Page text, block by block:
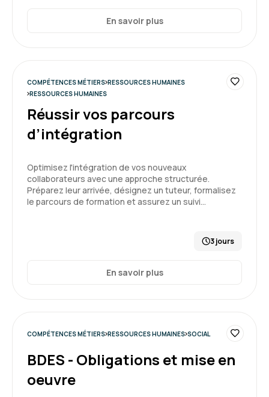
Marie R.
claire, thèmes abordés en adéquation avec
notre quotidien
Formation : Connaître et prévenir les risques
psychosociaux
Bien aimé les mises en situation.
Formation : Connaître et prévenir les risques
En savoir plus
COMPÉTENCES MÉTIERS RESSOURCES HUMAINES
RESSOURCES HUMAINES
Réussir vos parcours
d’intégration
Optimisez l'intégration de vos nouveaux
collaborateurs avec une approche structurée.
Préparez leur arrivée, désignez un tuteur, formalisez
le parcours de formation et assurez un suivi…
3 jours
En savoir plus
COMPÉTENCES MÉTIERS RESSOURCES HUMAINES SOCIAL
BDES - Obligations et mise en
oeuvre